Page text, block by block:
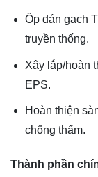
Ốp dán gạch
truyền thống.
Xây lắp/hoàn
EPS.
Hoàn thiện
chống thấm.
Thành phần